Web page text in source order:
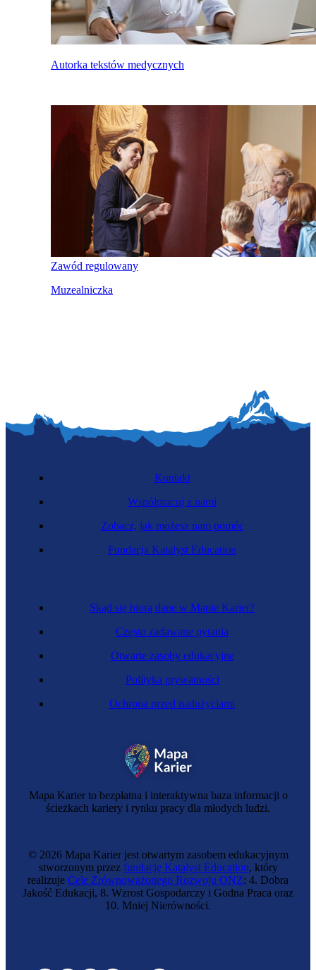
Autorka tekstów medycznych
Zawód regulowany
Muzealniczka
Mapa Karier to bezpłatna i interaktywna baza informacji o
ścieżkach kariery i rynku pracy dla młodych ludzi.
Skąd się biorą dane w Mapie Karier?
Często zadawane pytania
Otwarte zasoby edukacyjne
Polityka prywatności
Ochrona przed nadużyciami
Kontakt
Współpracuj z nami
Zobacz, jak możesz nam pomóc
Fundacja Katalyst Education
© 2026 Mapa Karier jest otwartym zasobem edukacyjnym
stworzonym przez fundację Katalyst Education, który
realizuje Cele Zrównoważonego Rozwoju ONZ: 4. Dobra
Jakość Edukacji, 8. Wzrost Gospodarczy i Godna Praca oraz
10. Mniej Nierówności.